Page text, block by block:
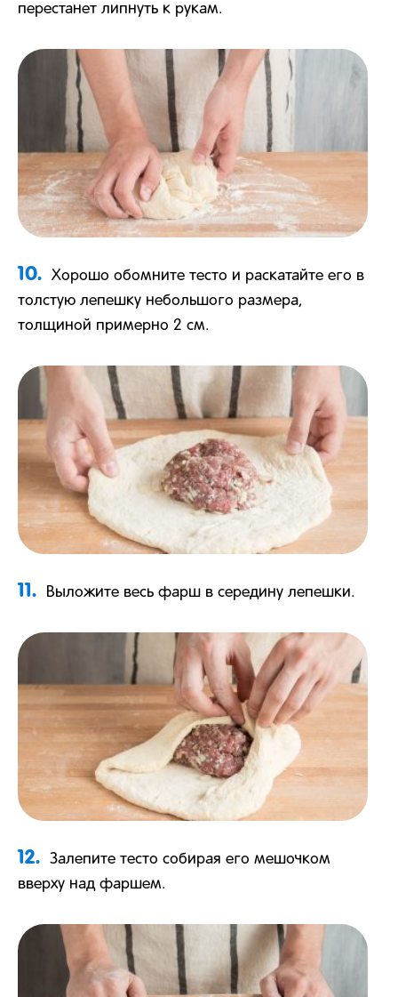
перестанет липнуть к рукам.
10.
Хорошо обомните тесто и раскатайте его в
толстую лепешку небольшого размера,
толщиной примерно 2 см.
11. Выложите весь фарш в середину лепешки.
12.
Залепите тесто собирая его мешочком
вверху над фаршем.